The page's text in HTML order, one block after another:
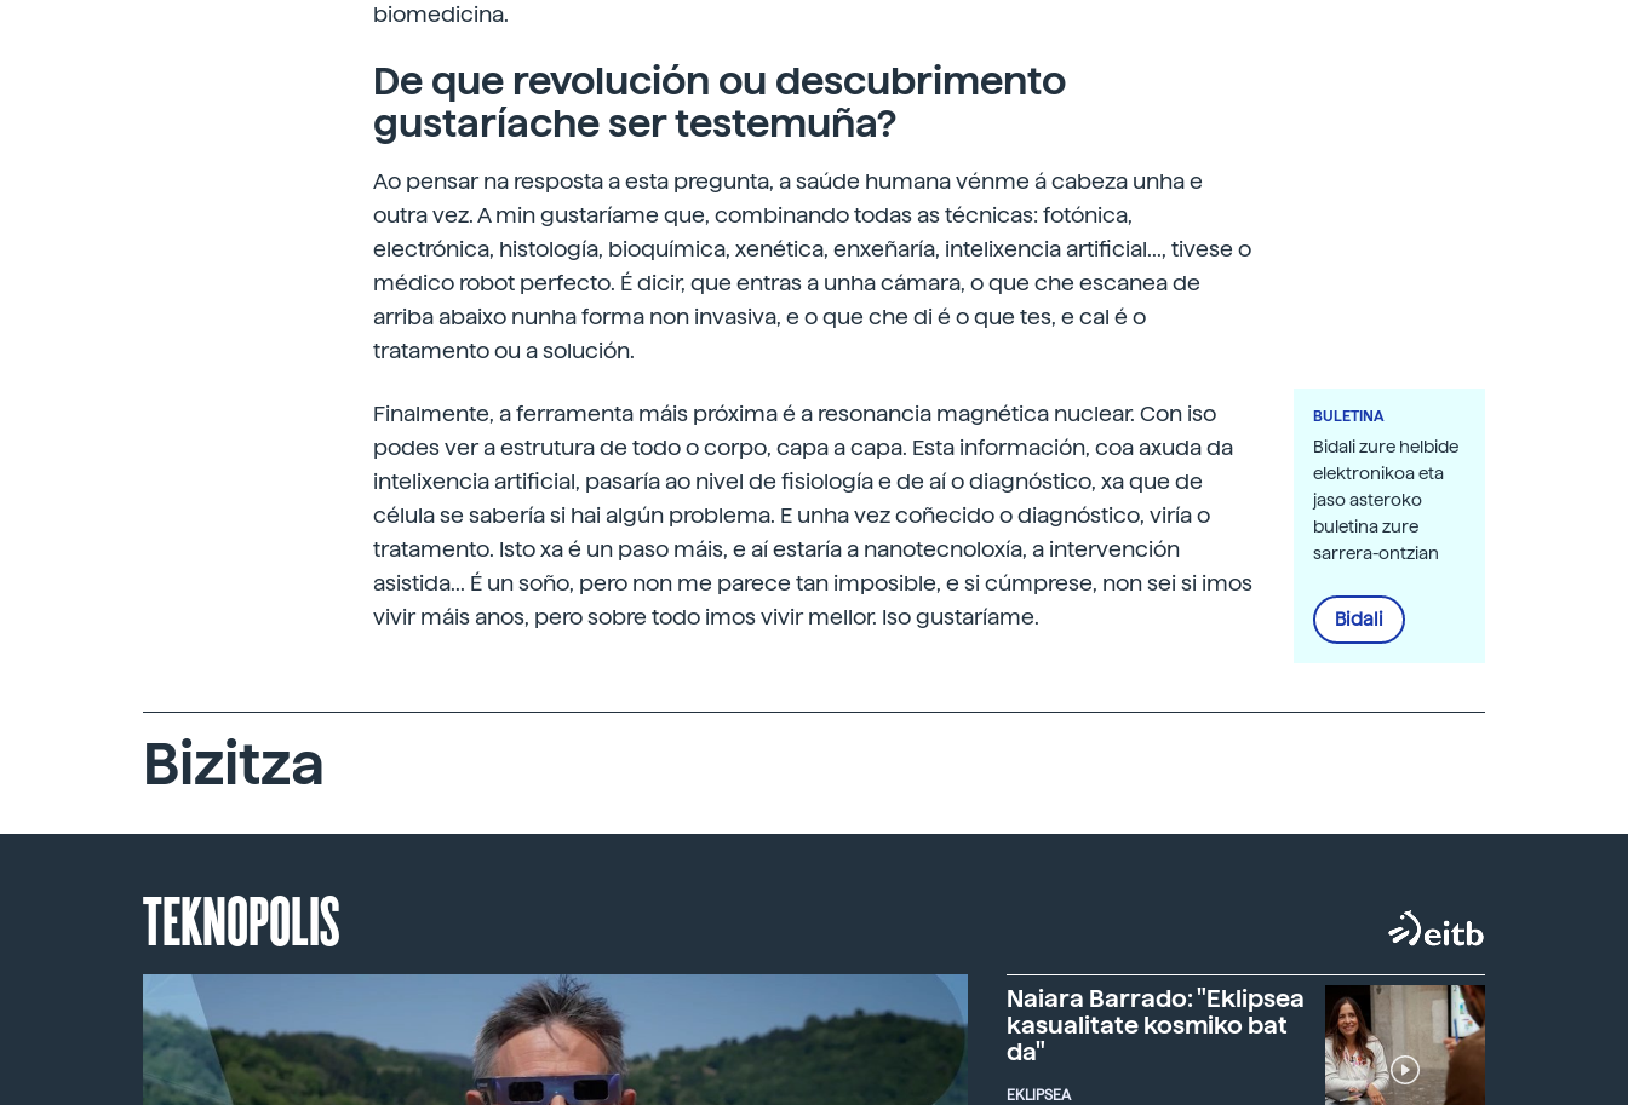
biomedicina.
De que revolución ou descubrimento
gustaríache ser testemuña?
Ao pensar na resposta a esta pregunta, a saúde humana vénme á cabeza unha e
outra vez. A min gustaríame que, combinando todas as técnicas: fotónica,
electrónica, histología, bioquímica, xenética, enxeñaría, intelixencia artificial..., tivese o
médico robot perfecto. É dicir, que entras a unha cámara, o que che escanea de
arriba abaixo nunha forma non invasiva, e o que che di é o que tes, e cal é o
tratamento ou a solución.
Finalmente, a ferramenta máis próxima é a resonancia magnética nuclear. Con iso
podes ver a estrutura de todo o corpo, capa a capa. Esta información, coa axuda da
intelixencia artificial, pasaría ao nivel de fisiología e de aí o diagnóstico, xa que de
célula se sabería si hai algún problema. E unha vez coñecido o diagnóstico, viría o
tratamento. Isto xa é un paso máis, e aí estaría a nanotecnoloxía, a intervención
asistida... É un soño, pero non me parece tan imposible, e si cúmprese, non sei si imos
vivir máis anos, pero sobre todo imos vivir mellor. Iso gustaríame.
BULETINA
Bidali zure helbide
elektronikoa eta
jaso asteroko
buletina zure
sarrera-ontzian
Bidali
Bizitza
TEKNOPOLIS
Naiara Barrado: "Eklipsea
kasualitate kosmiko bat
da"
EKLIPSEA